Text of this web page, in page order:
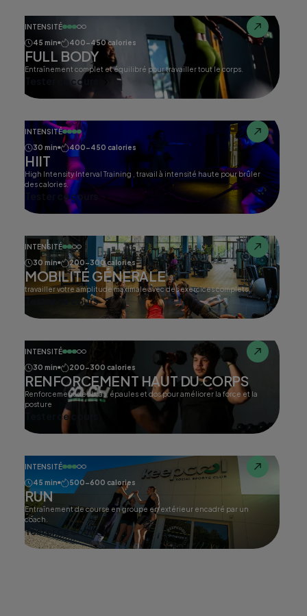
INTENSITÉ
45 min
400-450 calories
FULL BODY
Entraînement complet et équilibré pour travailler tout le corps.
Tester ce cours
INTENSITÉ
30 min
400-450 calories
HIIT
High Intensity Interval Training , travail à intensité haute pour brûler
des calories.
Tester ce cours
INTENSITÉ
30 min
200-300 calories
MOBILITÉ GÉNERALE
travailler votre amplitude maximale avec des exercices complets.
Tester ce cours
INTENSITÉ
30 min
200-300 calories
RENFORCEMENT HAUT DU CORPS
Renforcement des bras, épaules et dos pour améliorer la force et la
posture
Tester ce cours
INTENSITÉ
45 min
500-600 calories
RUN
Entraînement de course en groupe en extérieur encadré par un
coach.
Tester ce cours